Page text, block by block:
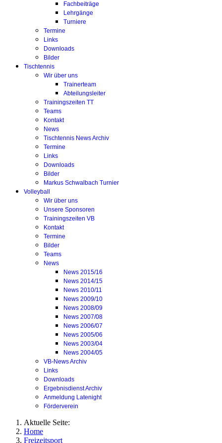
Fachbeiträge
Lehrgänge
Turniere
Termine
Links
Downloads
Bilder
Tischtennis
Wir über uns
Trainerteam
Abteilungsleiter
Trainingszeiten TT
Teams
Kontakt
News
Tischtennis News Archiv
Termine
Links
Downloads
Bilder
Markus Schwalbach Turnier
Volleyball
Wir über uns
Unsere Sponsoren
Trainingszeiten VB
Kontakt
Termine
Bilder
Teams
News
News 2015/16
News 2014/15
News 2010/11
News 2009/10
News 2008/09
News 2007/08
News 2006/07
News 2005/06
News 2003/04
News 2004/05
VB-News Archiv
Links
Downloads
Ergebnisdienst Archiv
Anmeldung Latenight
Förderverein
Aktuelle Seite:
Home
Freizeitsport